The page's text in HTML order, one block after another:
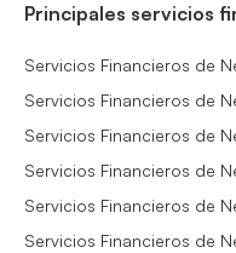
Principales servicios
Servicios Financieros de
Servicios Financieros de
Servicios Financieros de
Servicios Financieros de
Servicios Financieros de
Servicios Financieros de